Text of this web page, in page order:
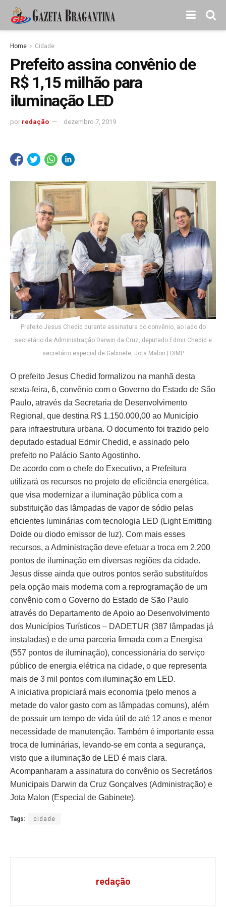
Home Cidade
Prefeito assina convênio de
R$ 1,15 milhão para
iluminação LED
por redação dezembro 7, 2019
Prefeito Jesus Chedid durante assinatura do convênio, ao lado do
secretário de Administração Darwin da Cruz, deputado Edmir Chedid e
secretário especial de Gabinete, Jota Malon | DIMP
O prefeito Jesus Chedid formalizou na manhã desta
sexta-feira, 6, convênio com o Governo do Estado de São
Paulo, através da Secretaria de Desenvolvimento
Regional, que destina R$ 1.150.000,00 ao Município
para infraestrutura urbana. O documento foi trazido pelo
deputado estadual Edmir Chedid, e assinado pelo
prefeito no Palácio Santo Agostinho.
De acordo com o chefe do Executivo, a Prefeitura
utilizará os recursos no projeto de eficiência energética,
que visa modernizar a iluminação pública com a
substituição das lâmpadas de vapor de sódio pelas
eficientes luminárias com tecnologia LED (Light Emitting
Doide ou diodo emissor de luz). Com mais esses
recursos, a Administração deve efetuar a troca em 2.200
pontos de iluminação em diversas regiões da cidade.
Jesus disse ainda que outros pontos serão substituídos
pela opção mais moderna com a reprogramação de um
convênio com o Governo do Estado de São Paulo
através do Departamento de Apoio ao Desenvolvimento
dos Municípios Turísticos – DADETUR (387 lâmpadas já
instaladas) e de uma parceria firmada com a Energisa
(557 pontos de iluminação), concessionária do serviço
público de energia elétrica na cidade, o que representa
mais de 3 mil pontos com iluminação em LED.
A iniciativa propiciará mais economia (pelo menos a
metade do valor gasto com as lâmpadas comuns), além
de possuir um tempo de vida útil de até 12 anos e menor
necessidade de manutenção. Também é importante essa
troca de luminárias, levando-se em conta a segurança,
visto que a iluminação de LED é mais clara.
Acompanharam a assinatura do convênio os Secretários
Municipais Darwin da Cruz Gonçalves (Administração) e
Jota Malon (Especial de Gabinete).
Tags: cidade
redação